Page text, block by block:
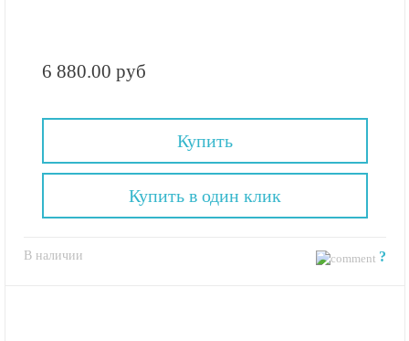
6 880.00 руб
Купить
В наличии ?
Купить в один клик